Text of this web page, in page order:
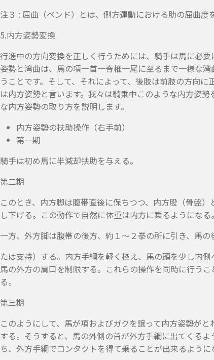
注３ : 屈曲（ベンド）とは、側方運動における肋の屈曲度
5.内方姿勢変換
行進中の方向変換を正しく行うためには、騎手は馬に必
姿勢と湾曲は、馬の項一首一脊椎一尾に至るまで一様な
うことです。そして、それによって、後肢は前肢の方向
は内方姿勢と言います。我々は騎乗中このような内方姿
な内方姿勢の取り方を説明します。
内方姿勢の扶助操作（右手前）
第一期
騎手は初め馬に半減却扶助を与える。
第二期
このとき、内方脚は腹帯直後に保ちつつ、内方股（骨盤
し下げる。この動作で自然に体重は内方に乗るようになる。
一方、外方脚は腹帯の後方、約１～２拳の所に引き、馬
たは支持）する。内方手綱を軽く控え、馬の頭を少し内
馬の外方の肩口を制限する。これらの操作を同時に行う
る。
第三期
このようにして、馬が項およびガクを譲って内方姿勢が
する。そうすると、馬の外側の首が外方手綱に出てくる
ち、外方手綱でコンタクトを得て乗ることが出来るように